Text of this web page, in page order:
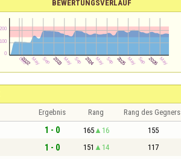
BEWERTUNGSVERLAUF
Ergebnis Rang Rang des Gegners
1 - 0 165 16 155
1 - 0 151 14 117